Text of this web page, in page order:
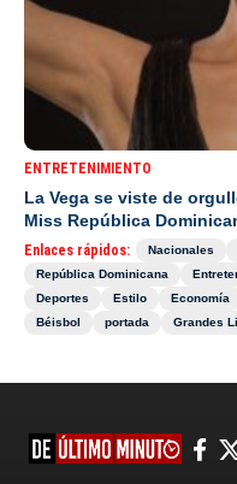
ENTRETENIMIENTO
La Vega se viste de
Miss República
Enlaces rápidos: Nacionales
República Dominicana
Deportes
Estilo Economía
Béisbol
portada Grandes